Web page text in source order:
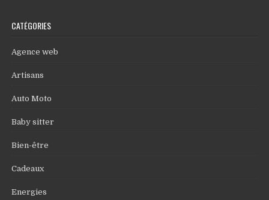
CATÉGORIES
Agence web
Artisans
Auto Moto
Baby sitter
Bien-être
Cadeaux
Energies